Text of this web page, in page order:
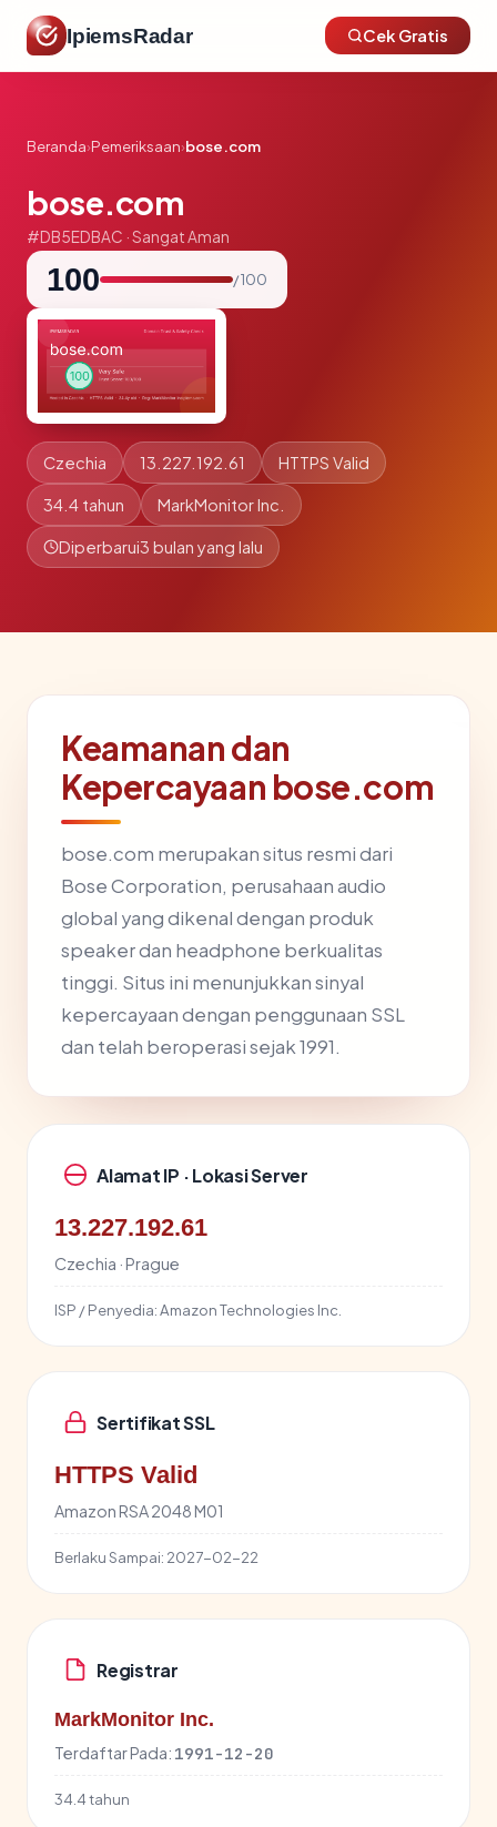
IpiemsRadar Cek Gratis
Beranda›Pemeriksaan›bose.com
bose.com
#DB5EDBAC · Sangat Aman
100 / 100
Czechia 13.227.192.61 HTTPS Valid
34.4 tahun MarkMonitor Inc.
Diperbarui3 bulan yang lalu
Keamanan dan
Kepercayaan bose.com
bose.com merupakan situs resmi dari
Bose Corporation, perusahaan audio
global yang dikenal dengan produk
speaker dan headphone berkualitas
tinggi. Situs ini menunjukkan sinyal
kepercayaan dengan penggunaan SSL
dan telah beroperasi sejak 1991.
Alamat IP · Lokasi Server
13.227.192.61
Czechia · Prague
ISP / Penyedia:Amazon Technologies Inc.
Sertifikat SSL
HTTPS Valid
Amazon RSA 2048 M01
Berlaku Sampai: 2027-02-22
Registrar
MarkMonitor Inc.
Terdaftar Pada: 1991-12-20
34.4 tahun